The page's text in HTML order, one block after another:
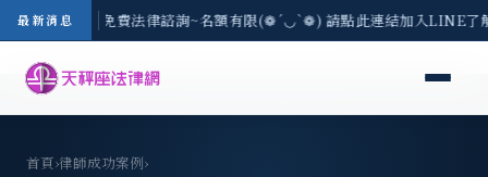
最新消息
-8/3(一) 現場免費法律諮詢~名額有限(❁´◡`❁) 請點此連結加入LINE
首頁›律師成功案例›